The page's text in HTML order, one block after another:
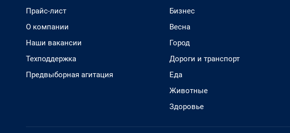
Прайс-лист
О компании
Наши вакансии
Техподдержка
Предвыборная агитация
Бизнес
Весна
Город
Дороги и транспорт
Еда
Животные
Здоровье